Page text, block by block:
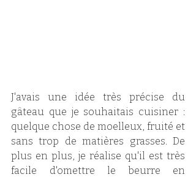
J'avais une idée très précise du
gâteau que je souhaitais cuisiner :
quelque chose de moelleux, fruité et
sans trop de matières grasses. De
plus en plus, je réalise qu'il est très
facile d'omettre le beurre en